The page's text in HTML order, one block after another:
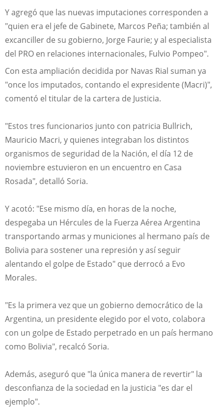
Y agregó que las nuevas imputaciones corresponden a
"quien era el jefe de Gabinete, Marcos Peña; también al
excanciller de su gobierno, Jorge Faurie; y al especialista
del PRO en relaciones internacionales, Fulvio Pompeo".
Con esta ampliación decidida por Navas Rial suman ya
"once los imputados, contando el expresidente (Macri)",
comentó el titular de la cartera de Justicia.
"Estos tres funcionarios junto con patricia Bullrich,
Mauricio Macri, y quienes integraban los distintos
organismos de seguridad de la Nación, el día 12 de
noviembre estuvieron en un encuentro en Casa
Rosada", detalló Soria.
Y acotó: "Ese mismo día, en horas de la noche,
despegaba un Hércules de la Fuerza Aérea Argentina
transportando armas y municiones al hermano país de
Bolivia para sostener una represión y así seguir
alentando el golpe de Estado" que derrocó a Evo
Morales.
"Es la primera vez que un gobierno democrático de la
Argentina, un presidente elegido por el voto, colabora
con un golpe de Estado perpetrado en un país hermano
como Bolivia", recalcó Soria.
Además, aseguró que "la única manera de revertir" la
desconfianza de la sociedad en la justicia "es dar el
ejemplo".